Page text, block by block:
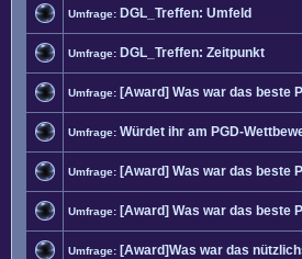
Umfrage: DGL_Treffen: Umfeld
Umfrage: DGL_Treffen: Zeitpunkt
Umfrage: [Award] Was war das beste
Umfrage: Würdet ihr am PGD-
Umfrage: [Award] Was war das beste
Umfrage: [Award] Was war das beste
Umfrage: [Award]Was war das